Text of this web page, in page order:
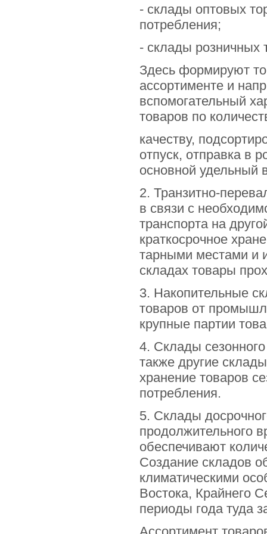
- склады оптовых
потребления;
- склады розничных
Здесь формируют
ассортименте и
вспомогательный
товаров по
качеству,
отпуск, отправка в
основной удельный
2. Транзитно-
в связи с
транспорта на
краткосрочное
тарными местами и
складах товары
3. Накопительные
товаров от
крупные партии
4. Склады
также другие
хранение товаров
потребления.
5. Склады
продолжительного
обеспечивают
Создание складов
климатическими
Востока, Крайнего
периоды года туда